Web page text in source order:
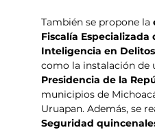
También se propone la
Fiscalía
Inteligencia en
como la instalación de
Presidencia de la
municipios de
Uruapan. Además, se
Seguridad